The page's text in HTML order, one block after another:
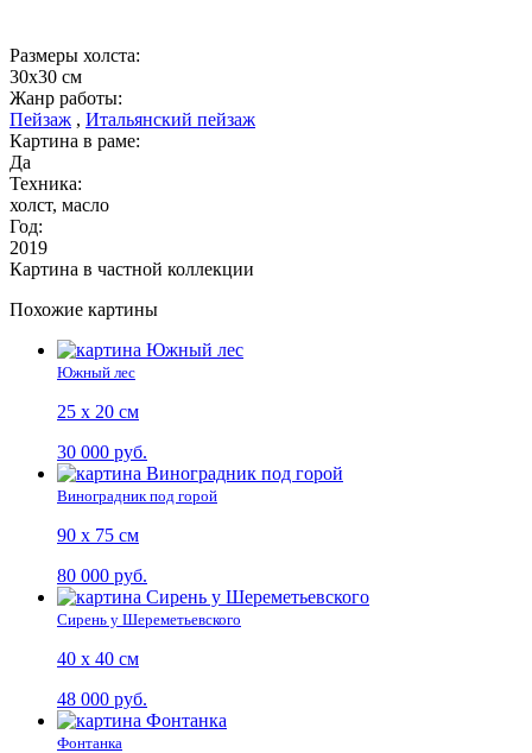
Размеры холста:
30х30 см
Жанр работы:
Пейзаж , Итальянский пейзаж
Картина в раме:
Да
Техника:
холст, масло
Год:
2019
Картина в частной коллекции
Похожие картины
Южный лес
25 х 20 см
30 000 руб.
Виноградник под горой
90 х 75 см
80 000 руб.
Сирень у Шереметьевского
40 х 40 см
48 000 руб.
Фонтанка